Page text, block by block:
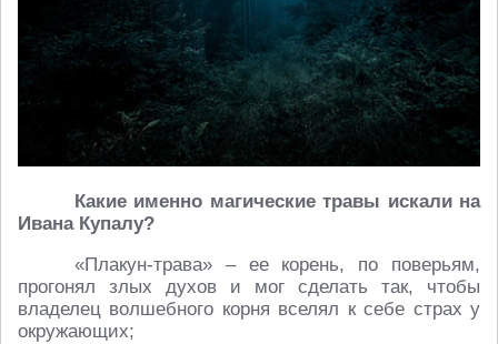
Какие именно магические травы искали на
Ивана Купалу?
«Плакун-трава» – ее корень, по поверьям,
прогонял злых духов и мог сделать так, чтобы
владелец волшебного корня вселял к себе страх у
окружающих;